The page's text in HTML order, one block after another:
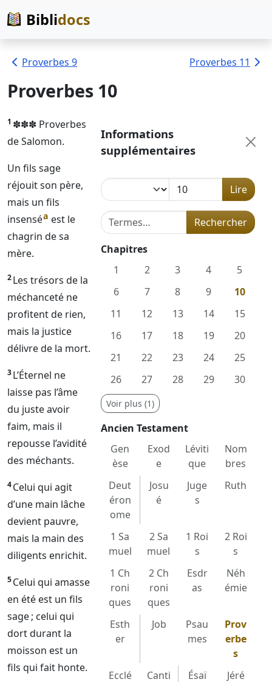
Biblidocs
Proverbes 9 Proverbes 11
Proverbes 10
1 ✽✽✽ Proverbes
de Salomon.
Un fils sage
réjouit son père,
mais un fils
insenséa est le
chagrin de sa
mère.
2Les trésors de la
méchanceté ne
profitent de rien,
mais la justice
délivre de la mort.
3L’Éternel ne
laisse pas l’âme
du juste avoir
faim, mais il
repousse l’avidité
des méchants.
4Celui qui agit
d’une main lâche
devient pauvre,
mais la main des
diligents enrichit.
5Celui qui amasse
en été est un fils
sage ; celui qui
dort durant la
moisson est un
fils qui fait honte.
Informations
supplémentaires
Lire
Terme de recherche dans la
Rechercher
Chapitres
1
2 3 4
5
6
7 8 9
10
11
12 13 14
15
16
17 18 19
20
21
22 23 24
25
26
27 28 29 30
Voir plus (1)
Ancien Testament
Gen
èse
Exod
e
Léviti
que
Nom
bres
Deut
éron
ome
Josu
é
Juge
s
Ruth
1 Sa
muel
2 Sa
muel
1 Roi
s
2 Roi
s
1 Ch
roni
ques
2 Ch
roni
ques
Esdr
as
Néh
émie
Esth
er
Job
Psau
mes
Prov
erbe
s
Ecclé
Canti
Ésaï
Jéré